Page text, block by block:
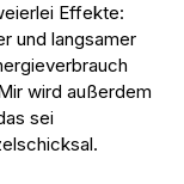
Effekte:
und langsamer
wird außerdem
sei